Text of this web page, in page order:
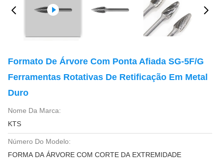
Formato De Árvore Com Ponta Afiada SG-5F/G
Ferramentas Rotativas De Retificação Em Metal
Duro
Nome Da Marca:
KTS
Número Do Modelo:
FORMA DA ÁRVORE COM CORTE DA EXTREMIDADE